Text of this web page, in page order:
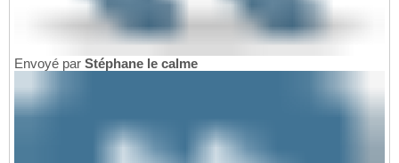
Envoyé par Stéphane le calme